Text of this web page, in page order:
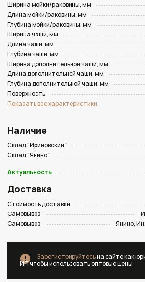
Ширина мойки/раковины, мм
Длина мойки/раковины, мм
Глубина мойки/раковины, мм
Ширина чаши, мм
Длина чаши, мм
Глубина чаши, мм
Ширина дополнительной чаши, мм
Длина дополнительной чаши, мм
Глубина дополнительной чаши, мм
Поверхность
Показать все характеристики
Наличие
Склад "Ириновский "
Склад "Янино "
Актуальность
Доставка
Стоимость доставки
Самовывоз
Самовывоз
Янино,
Зарегистрируйтесьна сайте как
ИП чтобы использовать оптовые цены